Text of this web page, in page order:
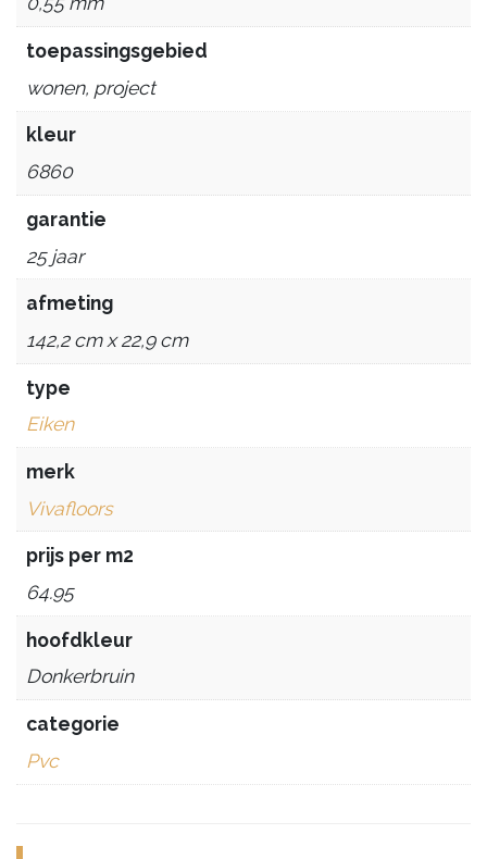
toepassingsgebied
wonen, project
kleur
6860
garantie
25 jaar
afmeting
142,2 cm x 22,9 cm
type
Eiken
merk
Vivafloors
prijs per m2
64.95
hoofdkleur
Donkerbruin
categorie
Pvc